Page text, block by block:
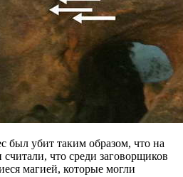
был убит таким образом, что на
что среди заговорщиков
магией, которые могли